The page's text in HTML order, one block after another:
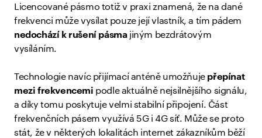
Licencované pásmo totiž v praxi znamená, že na dané
frekvenci může vysílat pouze její vlastník, a tím pádem
nedochází k rušení pásma jiným bezdrátovým
vysíláním.
Technologie navíc přijímací anténě umožňuje přepínat
mezi frekvencemi podle aktuálně nejsilnějšího signálu,
a díky tomu poskytuje velmi stabilní připojení. Část
frekvenčních pásem využívá 5G i 4G síť. Může se proto
stát, že v některých lokalitách internet zákazníkům běží